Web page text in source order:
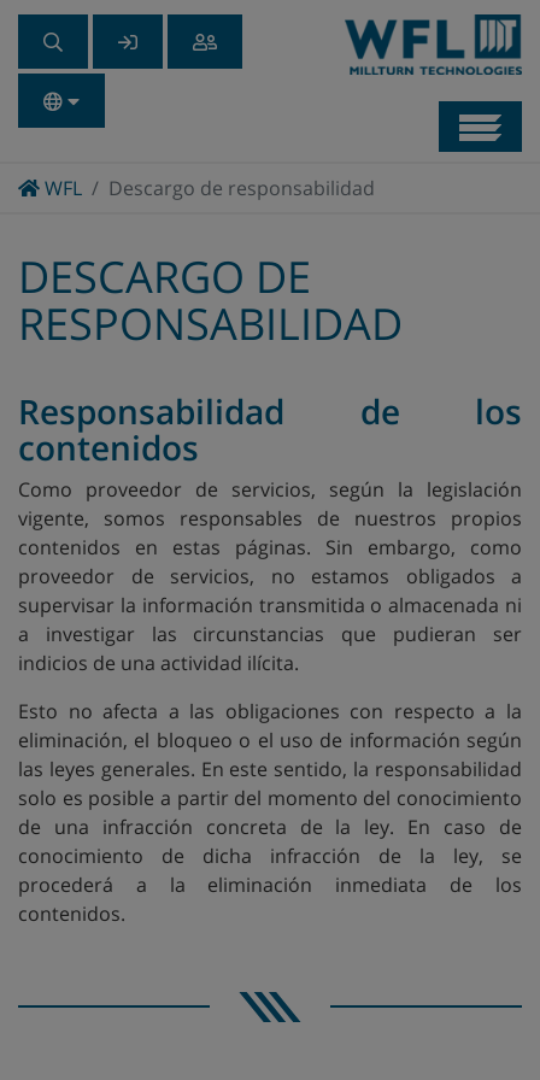
WFLHomeDescargo de responsabilidad
DESCARGO DE
RESPONSABILIDAD
Responsabilidad de los
contenidos
Como proveedor de servicios, según la legislación
vigente, somos responsables de nuestros propios
contenidos en estas páginas. Sin embargo, como
proveedor de servicios, no estamos obligados a
supervisar la información transmitida o almacenada ni
a investigar las circunstancias que pudieran ser
indicios de una actividad ilícita.
Esto no afecta a las obligaciones con respecto a la
eliminación, el bloqueo o el uso de información según
las leyes generales. En este sentido, la responsabilidad
solo es posible a partir del momento del conocimiento
de una infracción concreta de la ley. En caso de
conocimiento de dicha infracción de la ley, se
procederá a la eliminación inmediata de los
contenidos.